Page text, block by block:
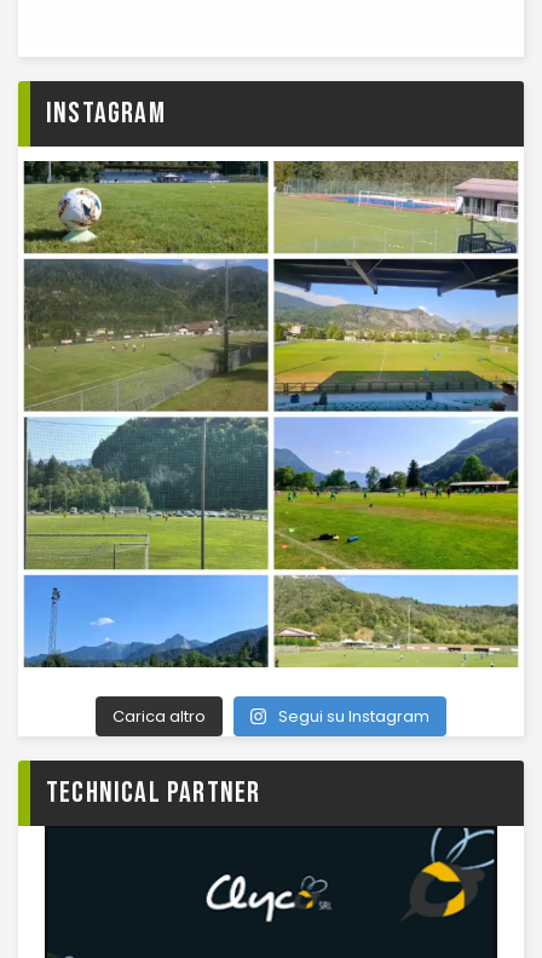
Instagram
Carica altro Segui su Instagram
TECHNICAL PARTNER